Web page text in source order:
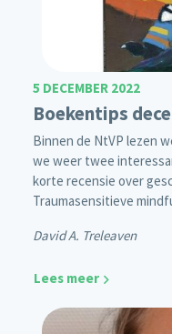
5 DECEMBER 2022
Boekentips
Binnen de NtVP lezen
we weer twee
korte recensie over
Traumasensitieve
David A. Treleaven
Lees meer